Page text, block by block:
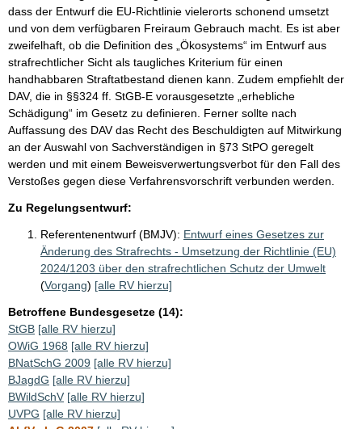
dass der Entwurf die EU-Richtlinie vielerorts schonend umsetzt
und von dem verfügbaren Freiraum Gebrauch macht. Es ist aber
zweifelhaft, ob die Definition des „Ökosystems“ im Entwurf aus
strafrechtlicher Sicht als taugliches Kriterium für einen
handhabbaren Straftatbestand dienen kann. Zudem empfiehlt der
DAV, die in §§324 ff. StGB-E vorausgesetzte „erhebliche
Schädigung“ im Gesetz zu definieren. Ferner sollte nach
Auffassung des DAV das Recht des Beschuldigten auf Mitwirkung
an der Auswahl von Sachverständigen in §73 StPO geregelt
werden und mit einem Beweisverwertungsverbot für den Fall des
Verstoßes gegen diese Verfahrensvorschrift verbunden werden.
Zu Regelungsentwurf:
Referentenentwurf (BMJV): Entwurf eines Gesetzes zur
Änderung des Strafrechts - Umsetzung der Richtlinie (EU)
2024/1203 über den strafrechtlichen Schutz der Umwelt
(Vorgang) [alle RV hierzu]
Betroffene Bundesgesetze (14):
StGB [alle RV hierzu]
OWiG 1968 [alle RV hierzu]
BNatSchG 2009 [alle RV hierzu]
BJagdG [alle RV hierzu]
BWildSchV [alle RV hierzu]
UVPG [alle RV hierzu]